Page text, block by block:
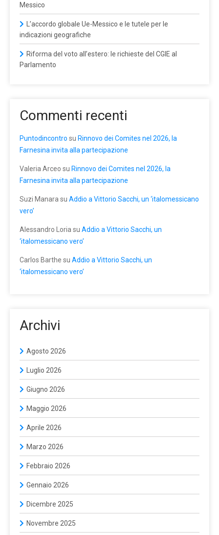
Messico
L’accordo globale Ue-Messico e le tutele per le
indicazioni geografiche
Riforma del voto all’estero: le richieste del CGIE al
Parlamento
Commenti recenti
Puntodincontro su Rinnovo dei Comites nel 2026, la
Farnesina invita alla partecipazione
Valeria Arceo su Rinnovo dei Comites nel 2026, la
Farnesina invita alla partecipazione
Suzi Manara su Addio a Vittorio Sacchi, un ‘italomessicano
vero’
Alessandro Loria su Addio a Vittorio Sacchi, un
‘italomessicano vero’
Carlos Barthe su Addio a Vittorio Sacchi, un
‘italomessicano vero’
Archivi
Agosto 2026
Luglio 2026
Giugno 2026
Maggio 2026
Aprile 2026
Marzo 2026
Febbraio 2026
Gennaio 2026
Dicembre 2025
Novembre 2025